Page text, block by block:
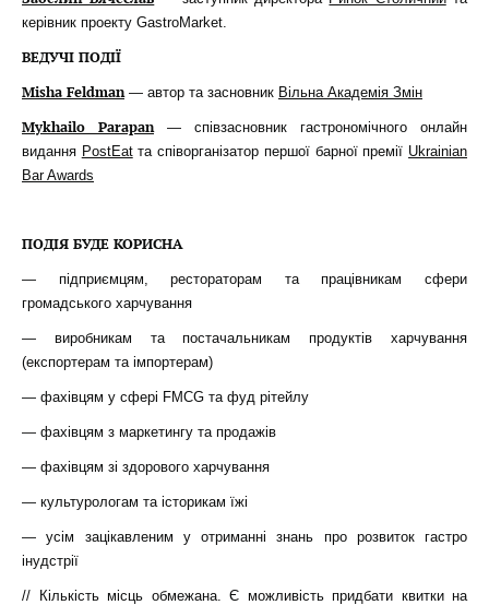
керівник проекту GastroMarket.
ВЕДУЧІ ПОДІЇ
Misha Feldman— автор та засновник Вільна Академія Змін
Mykhailo Parapan— співзасновник гастрономічного онлайн
видання PostEatта співорганізатор першої барної премії Ukrainian
Bar Awards
ПОДІЯ БУДЕ КОРИСНА
— підприємцям, рестораторам та працівникам сфери
громадського харчування
— виробникам та постачальникам продуктів харчування
(експортерам та імпортерам)
— фахівцям у сфері FMCG та фуд рітейлу
— фахівцям з маркетингу та продажів
— фахівцям зі здорового харчування
— культурологам та історикам їжі
— усім зацікавленим у отриманні знань про розвиток гастро
інудстрії
// Кількість місць обмежана. Є можливість придбати квитки на